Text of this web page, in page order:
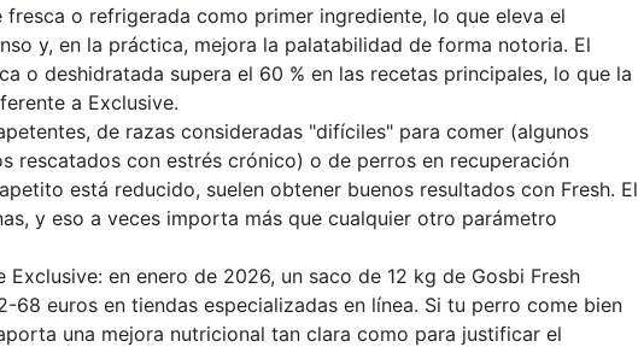
fresca o refrigerada como primer ingrediente, lo que eleva el
y, en la práctica, mejora la palatabilidad de forma notoria. El
o deshidratada supera el 60 % en las recetas principales, lo que la
a Exclusive.
de razas consideradas "difíciles" para comer (algunos
rescatados con estrés crónico) o de perros en recuperación
está reducido, suelen obtener buenos resultados con Fresh. El
y eso a veces importa más que cualquier otro parámetro
Exclusive: en enero de 2026, un saco de 12 kg de Gosbi Fresh
68 euros en tiendas especializadas en línea. Si tu perro come bien
una mejora nutricional tan clara como para justificar el